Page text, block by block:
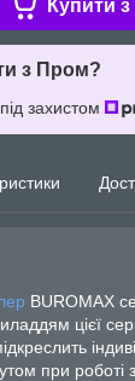
Купити з
з Пром?
захистом
BUROMAX
цієї
при роботі